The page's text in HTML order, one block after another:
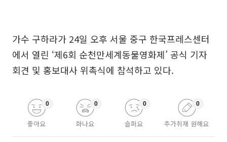
가수 구하라가 24일 오후 서울 중구 한국프레스센터
에서 열린 ‘제6회 순천만세계동물영화제’ 공식 기자
회견 및 홍보대사 위촉식에 참석하고 있다.
좋아요
0
화나요
0
슬퍼요
0
추가취재 원해요
0